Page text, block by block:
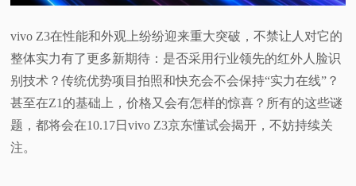
vivo Z3在性能和外观上纷纷迎来重大突破，不禁让人对它的
整体实力有了更多新期待：是否采用行业领先的红外人脸识
别技术？传统优势项目拍照和快充会不会保持“实力在线”？
甚至在Z1的基础上，价格又会有怎样的惊喜？所有的这些谜
题，都将会在10.17日vivo Z3京东懂试会揭开，不妨持续关
注。